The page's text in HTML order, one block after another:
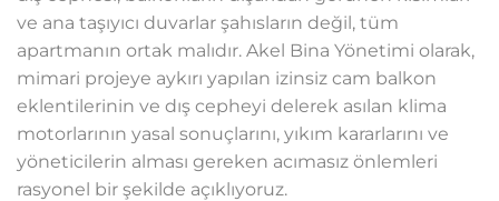
ve ana taşıyıcı duvarlar şahısların değil, tüm
apartmanın ortak malıdır. Akel Bina Yönetimi olarak,
mimari projeye aykırı yapılan izinsiz cam balkon
eklentilerinin ve dış cepheyi delerek asılan klima
motorlarının yasal sonuçlarını, yıkım kararlarını ve
yöneticilerin alması gereken acımasız önlemleri
rasyonel bir şekilde açıklıyoruz.